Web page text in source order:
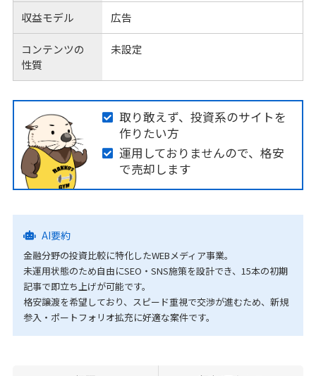
収益モデル 広告
コンテンツの
性質
未設定
取り敢えず、投資系のサイトを
作りたい方
運用しておりませんので、格安
で売却します
AI要約
金融分野の投資比較に特化したWEBメディア事業。
未運用状態のため自由にSEO・SNS施策を設計でき、15本の初期
記事で即立ち上げが可能です。
格安譲渡を希望しており、スピード重視で交渉が進むため、新規
参入・ポートフォリオ拡充に好適な案件です。